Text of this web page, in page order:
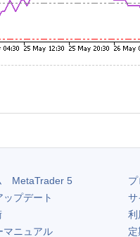
MetaTrader 5
プデート
マニュアル
サ
利